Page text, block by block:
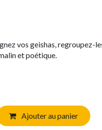
vos geishas, regroupez-
et poétique.
Ajouter au panier